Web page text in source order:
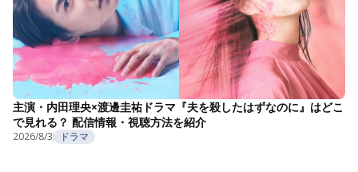
主演・内田理央×渡邊圭祐ドラマ『夫を殺したはずなのに』はどこ
で見れる？ 配信情報・視聴方法を紹介
2026/8/3 ドラマ